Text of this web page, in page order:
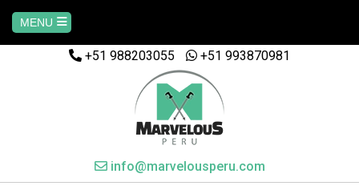
MENU
Home
+51 988203055 +51 993870981
info@marvelousperu.com